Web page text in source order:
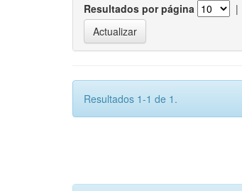
Resultados por página |
Resultados 1-1 de 1.